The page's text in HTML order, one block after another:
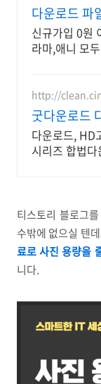
다운로드 파
시간 보기!
신규가입 0원
라마,애니 모
http://
굿다운로드
다운로드, HD
시리즈 합법
티스토리 블로그
수밖에 없으실 텐
료로 사진 용량을
니다.